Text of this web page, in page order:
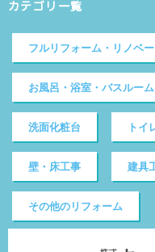
カテゴリ一覧
フルリフォーム・リノベ
お風呂・浴室・バスルーム
洗面化粧台 トイ
壁・床工事 建具
その他のリフォーム